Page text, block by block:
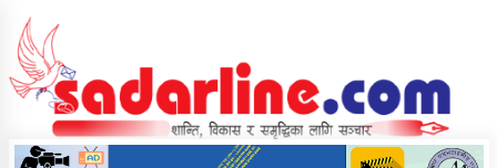
content
News For Nepal